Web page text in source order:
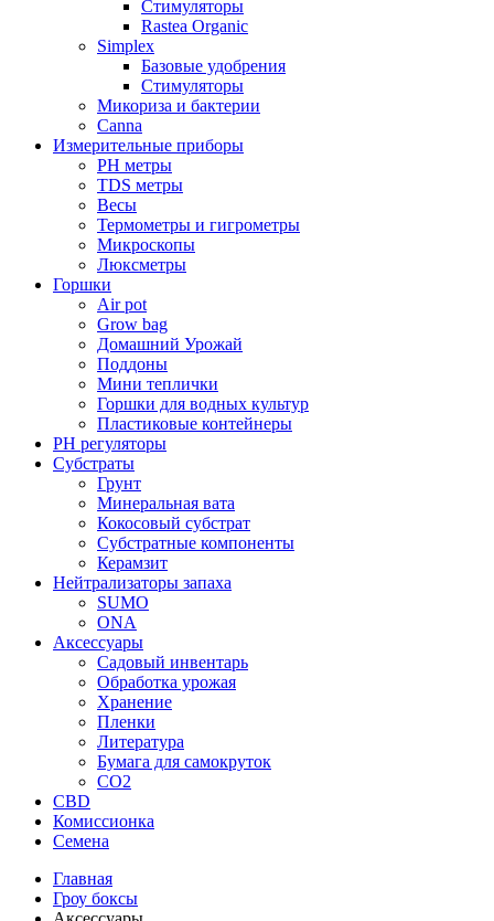
Стимуляторы
Rastea Organic
Simplex
Базовые удобрения
Стимуляторы
Микориза и бактерии
Canna
Измерительные приборы
PH метры
TDS метры
Весы
Термометры и гигрометры
Микроскопы
Люксметры
Горшки
Air pot
Grow bag
Домашний Урожай
Поддоны
Мини теплички
Горшки для водных культур
Пластиковые контейнеры
PH регуляторы
Субстраты
Грунт
Минеральная вата
Кокосовый субстрат
Субстратные компоненты
Керамзит
Нейтрализаторы запаха
SUMO
ONA
Аксессуары
Садовый инвентарь
Обработка урожая
Хранение
Пленки
Литература
Бумага для самокруток
CO2
CBD
Комисcионка
Семена
Главная
Гроу боксы